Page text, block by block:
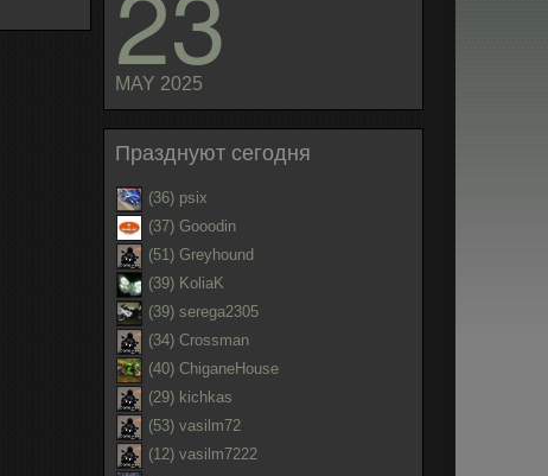
MAY 2025
Празднуют сегодня
(36) psix
(37) Gooodin
(51) Greyhound
(39) KoliaK
(39) serega2305
(34) Crossman
(40) ChiganeHouse
(29) kichkas
(53) vasilm72
(12) vasilm7222